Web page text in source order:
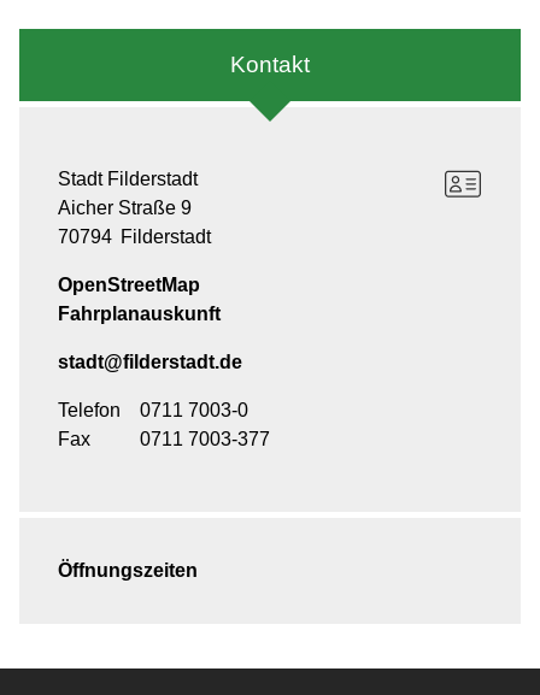
Kontakt
Stadt Filderstadt
Aicher Straße 9
70794 Filderstadt
OpenStreetMap
Fahrplanauskunft
stadt@filderstadt.de
Telefon
0711 7003-0
Fax
0711 7003-377
Öffnungszeiten